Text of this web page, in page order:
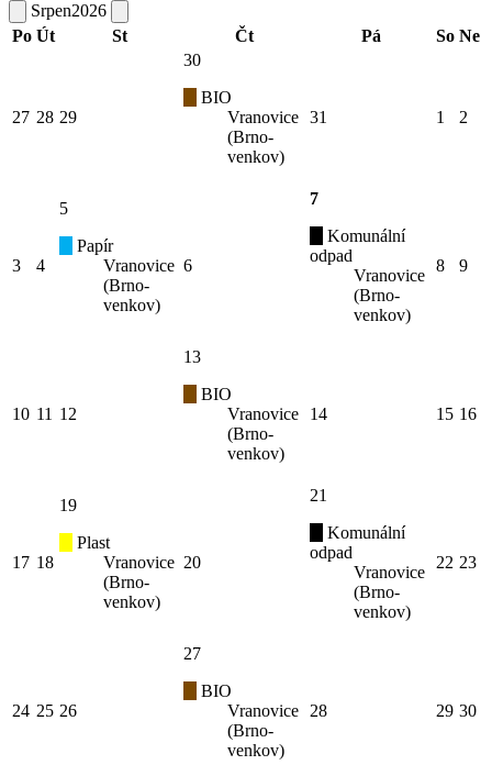
Srpen2026
Po Út St Čt Pá So Ne
27 28 29
30
BIO
Vranovice
(Brno-
venkov)
31 1 2
3 4
5
Papír
Vranovice
(Brno-
venkov)
6
7
Komunální
odpad
Vranovice
(Brno-
venkov)
8 9
10 11 12
13
BIO
Vranovice
(Brno-
venkov)
14 15 16
17 18
19
Plast
Vranovice
(Brno-
venkov)
20
21
Komunální
odpad
Vranovice
(Brno-
venkov)
22 23
24 25 26
27
BIO
Vranovice
(Brno-
venkov)
28 29 30